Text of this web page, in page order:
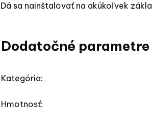
Dá sa nainštalovať na akúkoľvek
Dodatočné parametre
Kategória:
Hmotnosť: